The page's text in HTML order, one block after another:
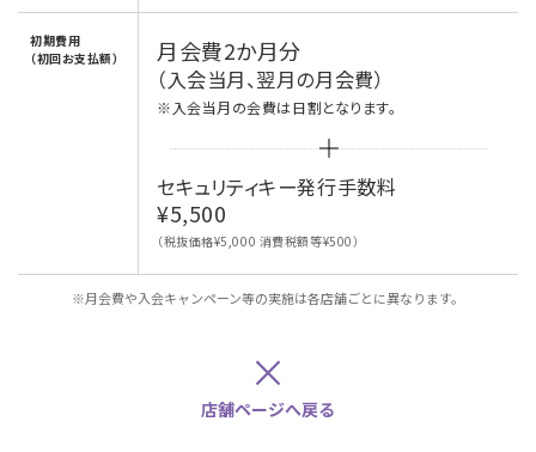
初期費用
（初回お支払額）
月会費2か月分
（入会当月、翌月の月会費）
※入会当月の会費は日割となります。
セキュリティキー発行手数料
¥5,500
（税抜価格¥5,000 消費税額等¥500）
※月会費や入会キャンペーン等の実施は各店舗ごとに異なります。
×
店舗ページへ戻る